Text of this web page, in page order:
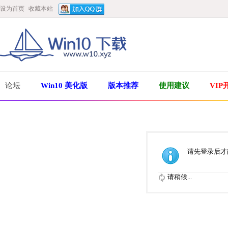
设为首页 收藏本站
论坛 Win10 美化版 版本推荐 使用建议 VIP
请先登录后
请稍候...